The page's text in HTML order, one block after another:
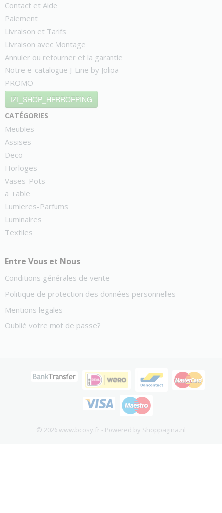
Contact et Aide
Paiement
Livraison et Tarifs
Livraison avec Montage
Annuler ou retourner et la garantie
Notre e-catalogue J-Line by Jolipa
PROMO
IZI_SHOP_HERROEPING
catégories
Meubles
Assises
Deco
Horloges
Vases-Pots
a Table
Lumieres-Parfums
Luminaires
Textiles
Entre Vous et Nous
Conditions générales de vente
Politique de protection des données personnelles
Mentions legales
Oublié votre mot de passe?
© 2026 www.bcosy.fr - Powered by Shoppagina.nl